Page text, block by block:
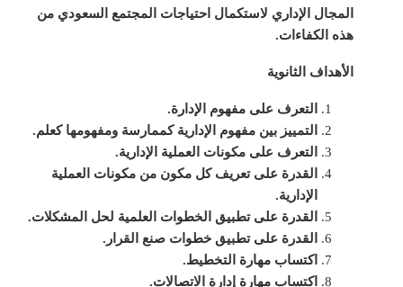
المجال الإداري لاستكمال احتياجات المجتمع السعودي من
هذه الكفاءات.
الأهداف الثانوية
التعرف على مفهوم الإدارة.
التمييز بين مفهوم الإدارية كممارسة ومفهومها كعلم.
التعرف على مكونات العملية الإدارية.
القدرة على تعريف كل مكون من مكونات العملية
الإدارية.
القدرة على تطبيق الخطوات العلمية لحل المشكلات.
القدرة على تطبيق خطوات صنع القرار.
اكتساب مهارة التخطيط.
اكتساب مهارة إدارة الاتصالات.